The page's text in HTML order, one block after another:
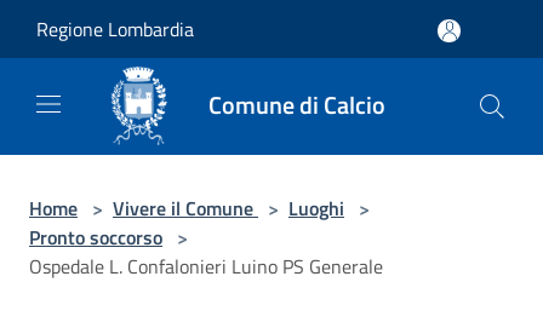
Regione Lombardia
Comune di Calcio
Home > Vivere il Comune > Luoghi >
Pronto soccorso >
Ospedale L. Confalonieri Luino PS Generale